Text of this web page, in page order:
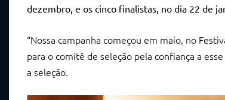
dezembro, e os cinco finalistas, no dia 22 de
“Nossa campanha começou em maio, no
para o comitê de seleção pela confiança a
a seleção.